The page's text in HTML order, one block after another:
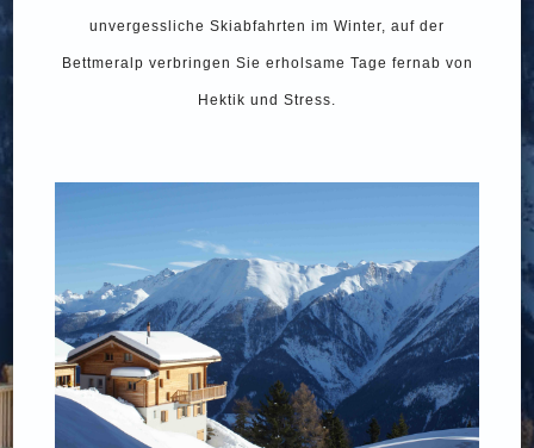
unvergessliche Skiabfahrten im Winter, auf der
Bettmeralp verbringen Sie erholsame Tage fernab von
Hektik und Stress.